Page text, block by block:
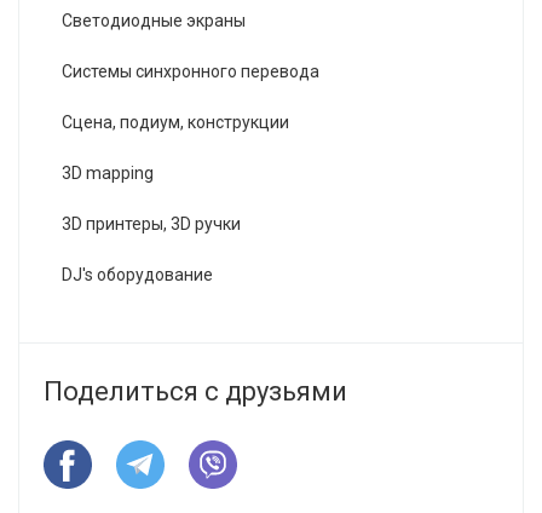
Светодиодные экраны
Системы синхронного перевода
Сцена, подиум, конструкции
3D mapping
3D принтеры, 3D ручки
DJ's оборудование
Поделиться с друзьями